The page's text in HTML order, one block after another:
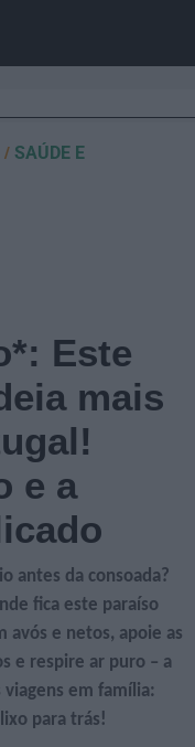
SAÚDE E
Este
mais
e a
antes da consoada?
fica este paraíso
avós e netos, apoie as
e respire ar puro – a
viagens em família:
para trás!